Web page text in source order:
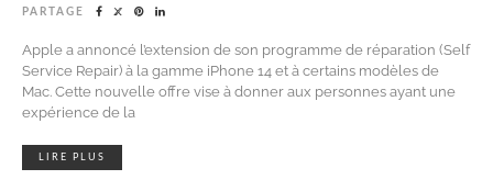
PARTAGE
Apple a annoncé l’extension de son programme de réparation (Self
Service Repair) à la gamme iPhone 14 et à certains modèles de
Mac. Cette nouvelle offre vise à donner aux personnes ayant une
expérience de la
LIRE PLUS